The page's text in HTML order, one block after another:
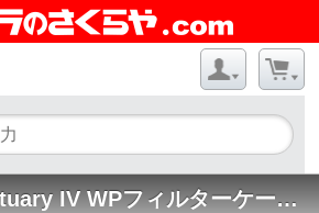
ケンコー Sanctuary IV WPフィルターケース 4 / 8★8/31までのセール特価★